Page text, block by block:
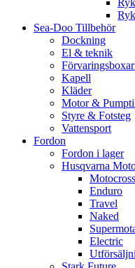
Sea-Doo Tillbehör
Dockning
El & teknik
Kapell
Kläder
Motor &
Styre & Fotsteg
Vattensport
Fordon
Fordon i lager
Husqvarna
Motocross
Enduro
Travel
Naked
Electric